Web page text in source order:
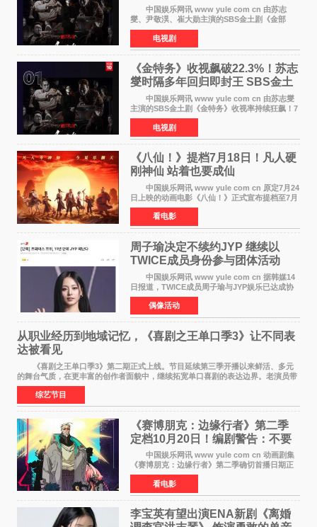
中国娱乐网讯 www yule com cn 由苏志
燮、尹敬淏、崔大勋主演的SBS金土剧《金部
长》持续席卷全球，收获海内外观众热烈反
响。 15日，据Netflix官方排行榜网站Tudum
公布的数据，SBS金土剧《
电视剧
《金特务》收视飙破22.3%！苏志
燮时隔多年回归即封王 SBS金土
剧新纪录诞生
中国娱乐网讯 www yule com cn 由苏志燮
主演的SBS金土剧《金特务》收视率持续狂飙！7
月11日播出的第6集全国平均收视率高达22 3%，
瞬间最高更冲上26 4%，不仅再度刷新自身纪
录，更稳坐同时段
电视剧
《八仙！》提档7月18日！凡人硬
刚神仙 站着也要成仙
中国娱乐网讯 www yule com cn 原定7月24
日上映的动画电影《八仙！》正式宣布提档至7月
18日。这部国风动画大片将八仙过海，各显神通
这句刻在国人DNA里的俗语玩出了新花样——影
片讲述凡人
看电影
周子瑜决定不续约JYP 继续以
TWICE成员身份参与团体活动
中国娱乐网讯 www yule com cn 据韩媒14
日报道，TWICE成员周子瑜与JYP娱乐已达成协
议，不再续签个人专属合约，但她将继续参与
TWICE的完整团体活动。 周子瑜于2015年通
过生存节目《SIXTE
偶像活动
从职业经历到地域记忆，《喜剧之王单口季3》让不同表
达被看见
《喜剧之王单口季3》第二期正式上线。节目延续第三季开播以来鲜活、多元
的舞台气质，在更丰富的创作者面貌中，继续拓宽单口喜剧的表达边界。老演员带
着更加成熟的文本与舞台掌控回归，新面孔则
综艺节目
《赛博朋克：边缘行者》第二季
定档10月20日！编剧警告：不要
对角色投入太深
中国娱乐网讯 www yule com cn 动画剧集
《赛博朋克：边缘行者》第二季确切首播日期正
式敲定——将于10月20日在Netflix全球上线。此
前，Netflix韩国官方账号曾短暂出现这一日期信
息，随后迅
看电影
李宝英有望出演ENA新剧《离婚